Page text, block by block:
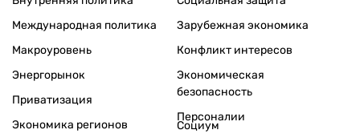
Международная политика
Макроуровень
Энергорынок
Приватизация
Экономика регионов
Зарубежная экономика
Конфликт интересов
Экономическая
безопасность
Персоналии
Социум